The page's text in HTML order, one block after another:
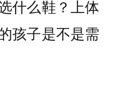
什么鞋？上体
孩子是不是需